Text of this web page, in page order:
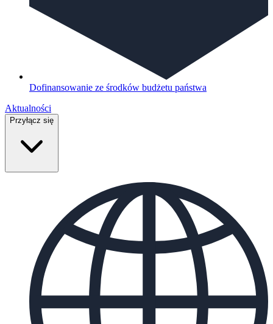
Dofinansowanie ze środków budżetu państwa
Aktualności
Przyłącz się